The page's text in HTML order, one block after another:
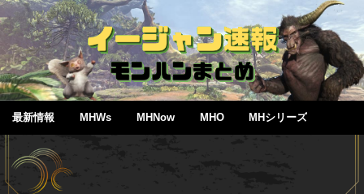
最新情報 MHWs MHNow MHO MHシリーズ